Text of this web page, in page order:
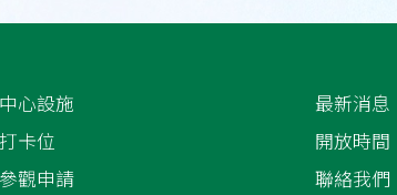
中心設施
打卡位
參觀申請
最新消息
開放時間
聯絡我們